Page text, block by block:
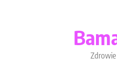
Zdrowie